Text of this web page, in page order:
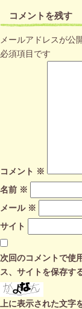
コメントを残す
メールアドレスが公
必須項目です
コメント ※
名前 ※
メール ※
サイト
次回のコメントで使
ス、サイトを保存する
上に表示された文字